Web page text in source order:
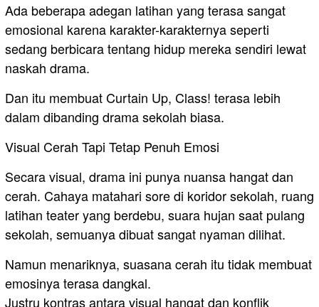
Ada beberapa adegan latihan yang terasa sangat
emosional karena karakter-karakternya seperti
sedang berbicara tentang hidup mereka sendiri lewat
naskah drama.
Dan itu membuat Curtain Up, Class! terasa lebih
dalam dibanding drama sekolah biasa.
Visual Cerah Tapi Tetap Penuh Emosi
Secara visual, drama ini punya nuansa hangat dan
cerah. Cahaya matahari sore di koridor sekolah, ruang
latihan teater yang berdebu, suara hujan saat pulang
sekolah, semuanya dibuat sangat nyaman dilihat.
Namun menariknya, suasana cerah itu tidak membuat
emosinya terasa dangkal.
Justru kontras antara visual hangat dan konflik